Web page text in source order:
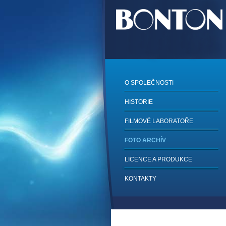
O SPOLEČNOSTI
HISTORIE
FILMOVÉ LABORATOŘE
FOTO ARCHÍV
LICENCE A PRODUKCE
KONTAKTY